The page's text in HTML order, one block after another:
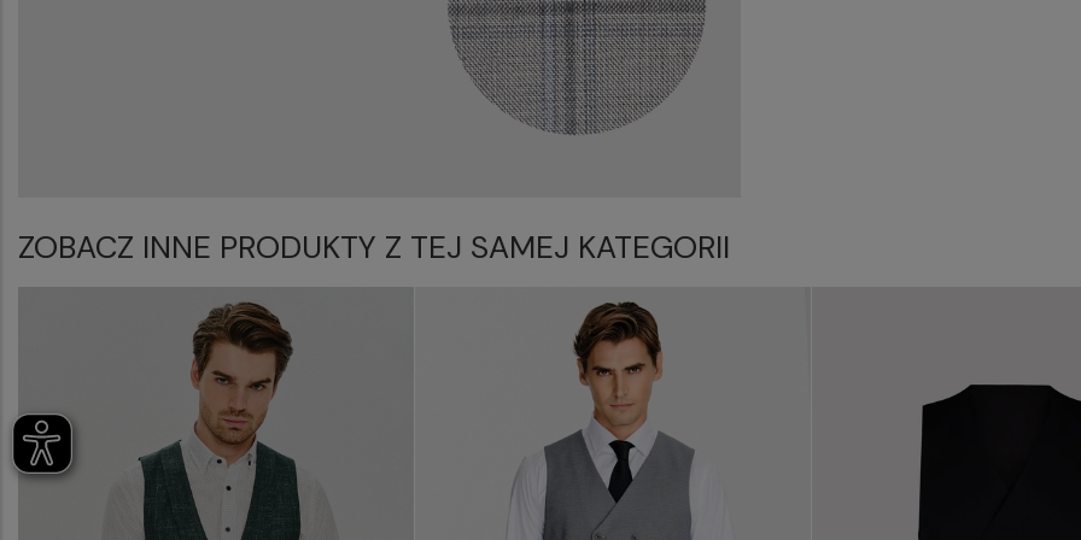
ZOBACZ INNE PRODUKTY Z TEJ SAMEJ KATEGORII